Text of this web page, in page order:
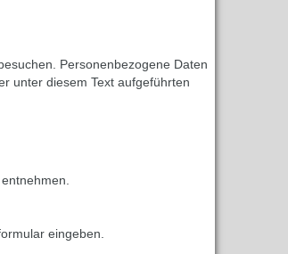
Personenbezogene Daten
unter diesem Text aufgeführten
eingeben.